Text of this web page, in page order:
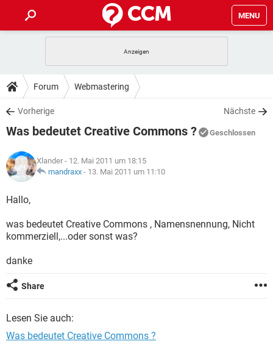
MENU
ANDROID
WINDOWS 10
WHATSAPP TIKTOK
FACEBOOK
TIPPS & TRICKS
SPIELE
WHATSAPP TIKTOK
FACEBOOK
DOWNLOADS
SPIELE STREAMING
ANDROID
WINDOWS 10 INSTAGRAM
WHATSAPP
SPIELE STREAMING
ANDROID
WINDOWS 10
WHATSAPP TIKTOK
LEXIKON
SPIELE
WINDOWS 10
WHATSAPP
FACEBOOK
Forum Webmastering
Vorherige Nächste
Was bedeutet Creative Commons ? Geschlossen
Xlander - 12. Mai 2011 um 18:15
mandraxx - 13. Mai 2011 um 11:10
Hallo,
was bedeutet Creative Commons , Namensnennung, Nicht
kommerziell,...oder sonst was?
danke
Share
Lesen Sie auch:
Was bedeutet Creative Commons ?